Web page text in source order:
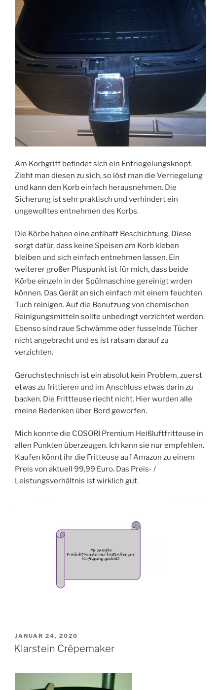
Am Korbgriff befindet sich ein Entriegelungsknopf.
Zieht man diesen zu sich, so löst man die Verriegelung
und kann den Korb einfach herausnehmen. Die
Sicherung ist sehr praktisch und verhindert ein
ungewolltes entnehmen des Korbs.
Die Körbe haben eine antihaft Beschichtung. Diese
sorgt dafür, dass keine Speisen am Korb kleben
bleiben und sich einfach entnehmen lassen. Ein
weiterer großer Pluspunkt ist für mich, dass beide
Körbe einzeln in der Spülmaschine gereinigt wrden
können. Das Gerät an sich einfach mit einem feuchten
Tuch reinigen. Auf die Benutzung von chemischen
Reinigungsmitteln sollte unbedingt verzichtet werden.
Ebenso sind raue Schwämme oder fusselnde Tücher
nicht angebracht und es ist ratsam darauf zu
verzichten.
Geruchstechnisch ist ein absolut kein Problem, zuerst
etwas zu frittieren und im Anschluss etwas darin zu
backen. Die Frittteuse riecht nicht. Hier wurden alle
meine Bedenken über Bord geworfen.
Mich konnte die COSORI Premium Heißluftfritteuse in
allen Punkten überzeugen. Ich kann sie nur empfehlen.
Kaufen könnt ihr die Fritteuse auf Amazon zu einem
Preis von aktuell 99,99 Euro. Das Preis- /
Leistungsverhältnis ist wirklich gut.
VERÖFFENTLICHT
AM
JANUAR 24, 2020
Klarstein Crêpemaker